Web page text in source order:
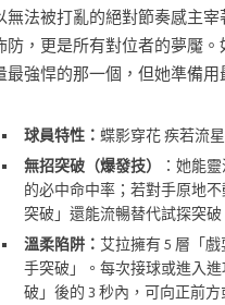
無法被打亂的絕對節奏感主
防，更是所有對位者的夢魘
最強悍的那一個，但她準備
球員特性： 蝶影穿花 疾若流星
無招突破（爆發技）
：她能
的必中命中率；若對手原地
突破」還能流暢替代試探突
溫柔陷阱： 艾拉擁有 5 層「
手突破」。每次接球或進入
破」後的 3 秒內，可向正前